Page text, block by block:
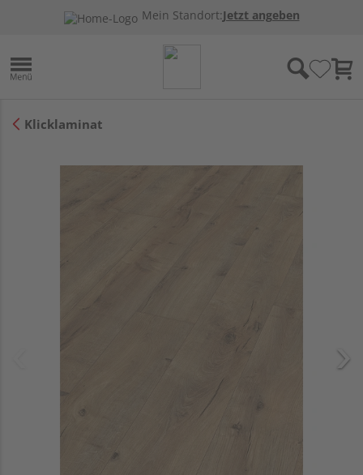
Mein Standort:Jetzt angeben
Klicklaminat